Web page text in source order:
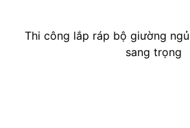
Thi công lắp ráp bộ giường
sang trọng